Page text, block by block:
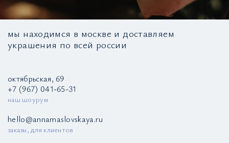
мы находимся в москве и доставляем
украшения по всей россии
октябрьская, 69
+7 (967) 041-65-31
наш шоурум
hello@annamaslovskaya.ru
заказы, для клиентов